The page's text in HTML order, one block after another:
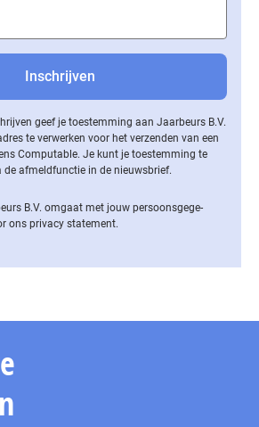
geef je toestemming aan Jaarbeurs B.V.
te verwerken voor het verzenden van een
Computable. Je kunt je toestemming te
de af­meld­func­tie in de nieuwsbrief.
B.V. omgaat met jouw per­soons­ge­ge­
ons privacy statement.